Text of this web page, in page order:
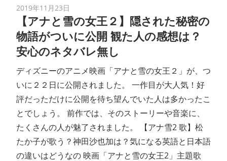
2019年11月23日
【アナと雪の女王２】隠された秘密の
物語がついに公開 観た人の感想は？
安心のネタバレ無し
ディズニーのアニメ映画「アナと雪の女王２」が、つ
いに２２日に公開されました。 一作目が大人気！好
評だっただけに公開を待ち望んでいた人は多かったこ
とでしょう。 前作では、そのストーリーや音楽に、
たくさんの人が魅了されました。 【アナ雪2 歌】松
たか子が歌う？神田沙也加は？気になる英語と日本語
の違いはどうなの 映画「アナと雪の女王2」主題歌